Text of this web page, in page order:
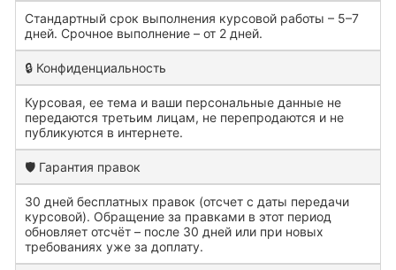
Стандартный срок выполнения курсовой работы – 5–7
дней. Срочное выполнение – от 2 дней.
🔒 Конфиденциальность
Курсовая, ее тема и ваши персональные данные не
передаются третьим лицам, не перепродаются и не
публикуются в интернете.
🛡️ Гарантия правок
30 дней бесплатных правок (отсчет с даты передачи
курсовой). Обращение за правками в этот период
обновляет отсчёт – после 30 дней или при новых
требованиях уже за доплату.